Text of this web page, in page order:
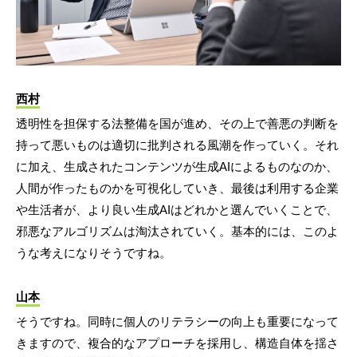
西村
透明性を担保する法整備を国が進め、その上で善悪の判断を
持って悪いものは適切に批判される風潮を作っていく。それ
に加え、生成されたコンテンツが生成AIによるものなのか、
人間が作ったものかを可視化していき、最後は利用する企業
や生活者が、より良い生成AIはどれかと選んでいくことで、
邪悪なアルゴリズムは淘汰されていく。基本的には、このよ
うな考えになりそうですね。
山本
そうですね。同時に個人のリテラシーの向上も重要になって
きますので、複合的なアプローチを採用し、構造自体を揺さ